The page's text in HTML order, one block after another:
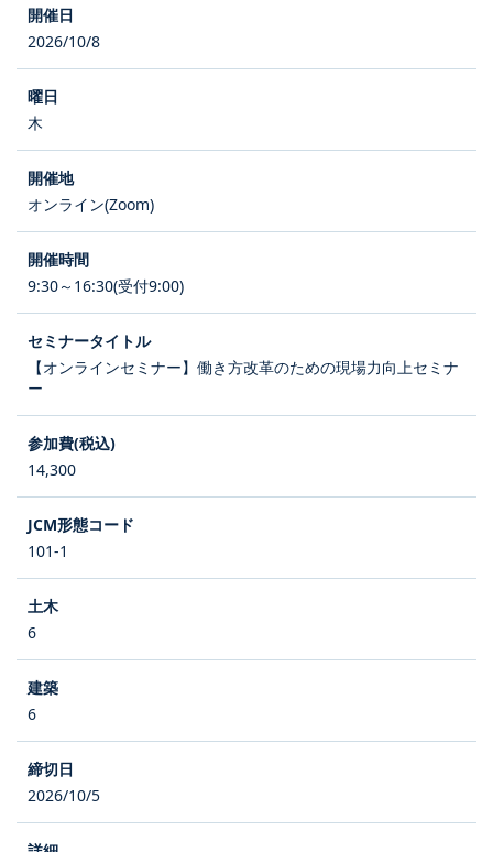
2026/10/8
木
オンライン(Zoom)
9:30～16:30(受付9:00)
【オンラインセミナー】働き方改革のための現場力向上セミナ
ー
14,300
101-1
6
6
2026/10/5